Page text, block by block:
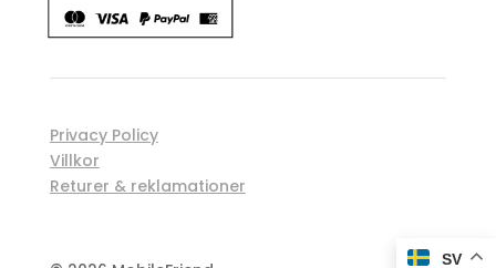
Privacy Policy
Villkor
Returer & reklamationer
SV